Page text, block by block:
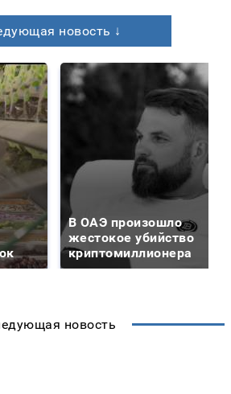
новость ↓
В ОАЭ произошло
жестокое убийство
криптомиллионера
новость